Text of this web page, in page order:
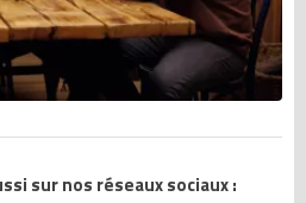
sur nos réseaux sociaux :